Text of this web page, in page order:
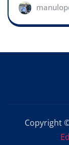
Copyright